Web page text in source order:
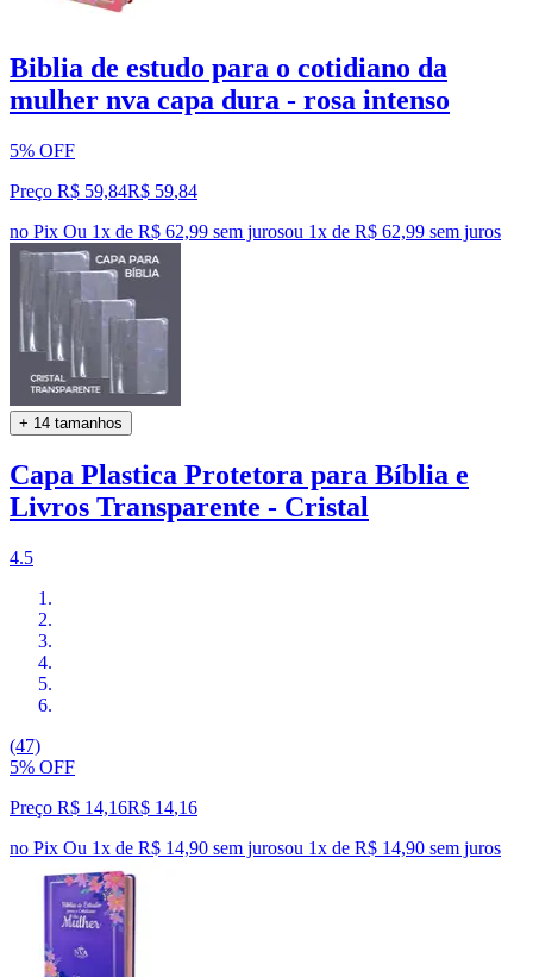
Biblia de estudo para o cotidiano da
mulher nva capa dura - rosa intenso
5% OFF
Preço R$ 59,84R$ 59,84
no Pix Ou 1x de R$ 62,99 sem jurosou 1x de R$ 62,99 sem juros
+ 14 tamanhos
Capa Plastica Protetora para Bíblia e
Livros Transparente - Cristal
4.5
(47)
5% OFF
Preço R$ 14,16R$ 14,16
no Pix Ou 1x de R$ 14,90 sem jurosou 1x de R$ 14,90 sem juros